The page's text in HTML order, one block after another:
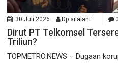
30 Juli 2026 Dp silalahi 0
Dirut PT Telkomsel
Triliun?
TOPMETRO.NEWS – Dugaan